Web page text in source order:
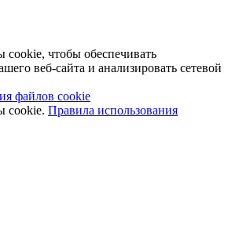
чтобы обеспечивать
веб-сайта и анализировать сетевой
файлов cookie
cookie. Правила использования